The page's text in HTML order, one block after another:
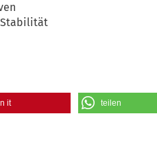
Stabilität
it teilen